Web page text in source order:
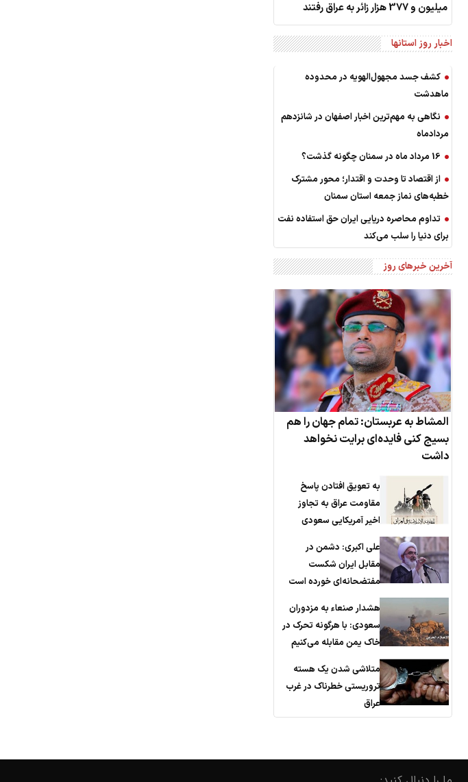
میلیون و 377 ‌هزار زائر به عراق رفتند
اخبار روز استانها
کشف جسد مجهول‌الهویه در محدوده
ماهدشت
نگاهی به مهم‌ترین اخبار اصفهان در‌ شانزدهم
مردادماه
از اقتصاد تا وحدت و اقتدار؛ محور مشترک
خطبه‌های نماز جمعه استان سمنان
تداوم محاصره دریایی ایران حق استفاده نفت
برای دنیا را سلب می‌کند
آخرین خبرهای روز
المشاط به عربستان: تمام جهان را هم
بسیج کنی فایده‌ای برایت نخواهد
داشت
به تعویق افتادن پاسخ
مقاومت عراق به تجاوز
اخیر آمریکایی سعودی
علی اکبری: دشمن در
مقابل ایران شکست
مفتضحانه‌ای خورده است
هشدار صنعاء به مزدوران
سعودی: با هرگونه تحرک در
خاک یمن مقابله می‌کنیم
متلاشی شدن یک هسته
تروریستی خطرناک در غرب
عراق